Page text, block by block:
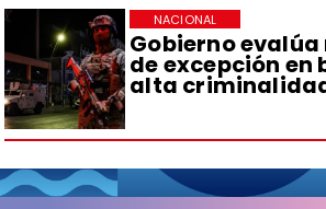
Gobierno
de excepción en
alta
NACIONAL